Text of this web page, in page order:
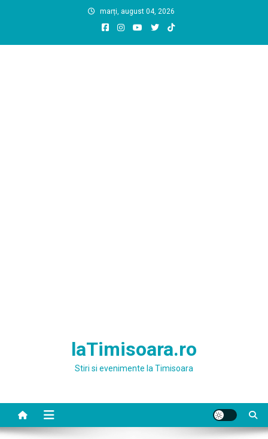
marți, august 04, 2026
laTimisoara.ro
Stiri si evenimente la Timisoara